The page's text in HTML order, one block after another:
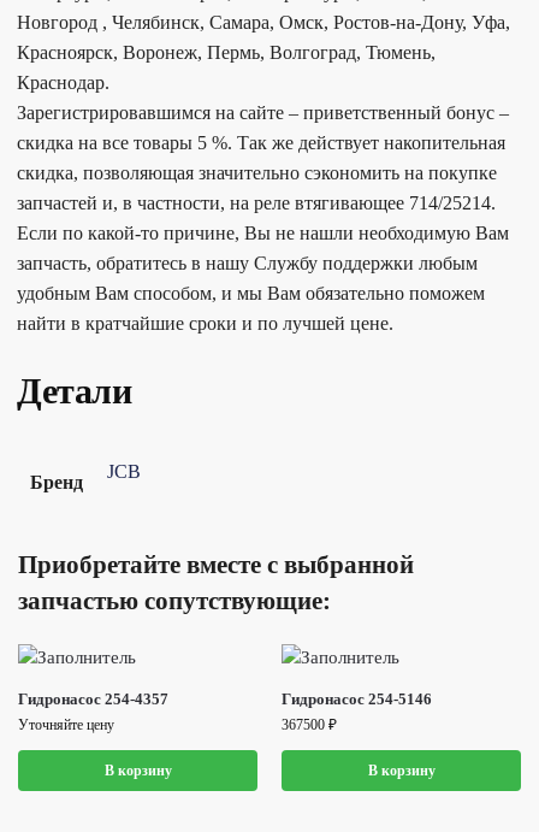
Новгород , Челябинск, Самара, Омск, Ростов-на-Дону, Уфа,
Красноярск, Воронеж, Пермь, Волгоград, Тюмень,
Краснодар.
Зарегистрировавшимся на сайте – приветственный бонус –
скидка на все товары 5 %. Так же действует накопительная
скидка, позволяющая значительно сэкономить на покупке
запчастей и, в частности, на реле втягивающее 714/25214.
Если по какой-то причине, Вы не нашли необходимую Вам
запчасть, обратитесь в нашу Службу поддержки любым
удобным Вам способом, и мы Вам обязательно поможем
найти в кратчайшие сроки и по лучшей цене.
Детали
Бренд
JCB
Приобретайте вместе с выбранной
запчастью сопутствующие:
Гидронасос 254-4357
Уточняйте цену
В корзину
Гидронасос 254-5146
367500 ₽
В корзину